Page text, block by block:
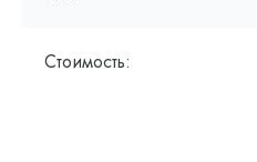
Стоимость: